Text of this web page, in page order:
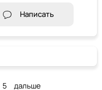
Написать
5 дальше